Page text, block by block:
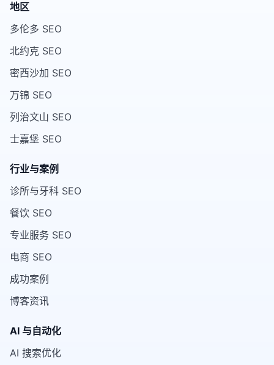
地区
多伦多 SEO
北约克 SEO
密西沙加 SEO
万锦 SEO
列治文山 SEO
士嘉堡 SEO
行业与案例
诊所与牙科 SEO
餐饮 SEO
专业服务 SEO
电商 SEO
成功案例
博客资讯
AI 与自动化
AI 搜索优化